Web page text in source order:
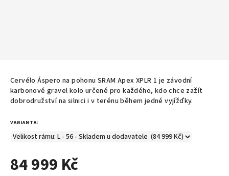
Cervélo Áspero na pohonu SRAM Apex XPLR 1je závodní
karbonové gravel kolo určené pro každého, kdo chce zažít
dobrodružství na silnici i v terénu během jedné vyjížďky.
VARIANTA:
84 999 Kč